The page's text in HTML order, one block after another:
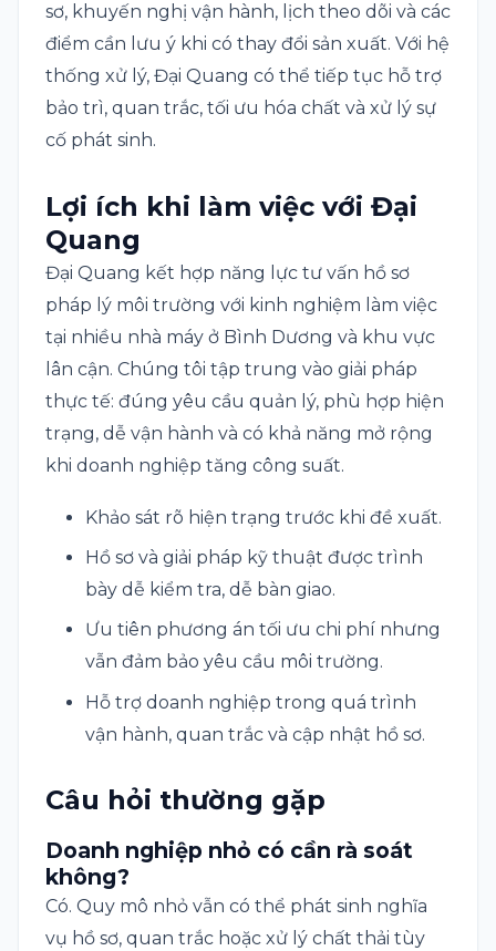
sơ, khuyến nghị vận hành, lịch theo dõi và các
điểm cần lưu ý khi có thay đổi sản xuất. Với hệ
thống xử lý, Đại Quang có thể tiếp tục hỗ trợ
bảo trì, quan trắc, tối ưu hóa chất và xử lý sự
cố phát sinh.
Lợi ích khi làm việc với Đại
Quang
Đại Quang kết hợp năng lực tư vấn hồ sơ
pháp lý môi trường với kinh nghiệm làm việc
tại nhiều nhà máy ở Bình Dương và khu vực
lân cận. Chúng tôi tập trung vào giải pháp
thực tế: đúng yêu cầu quản lý, phù hợp hiện
trạng, dễ vận hành và có khả năng mở rộng
khi doanh nghiệp tăng công suất.
Khảo sát rõ hiện trạng trước khi đề xuất.
Hồ sơ và giải pháp kỹ thuật được trình
bày dễ kiểm tra, dễ bàn giao.
Ưu tiên phương án tối ưu chi phí nhưng
vẫn đảm bảo yêu cầu môi trường.
Hỗ trợ doanh nghiệp trong quá trình
vận hành, quan trắc và cập nhật hồ sơ.
Câu hỏi thường gặp
Doanh nghiệp nhỏ có cần rà soát
không?
Có. Quy mô nhỏ vẫn có thể phát sinh nghĩa
vụ hồ sơ, quan trắc hoặc xử lý chất thải tùy